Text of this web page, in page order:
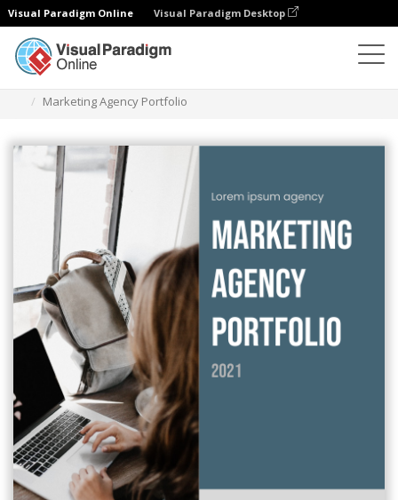
Visual Paradigm Online Visual Paradigm Desktop
Marketing Agency Portfolio